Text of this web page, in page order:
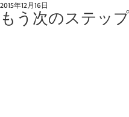
もう次のステッ
2015年12月16日